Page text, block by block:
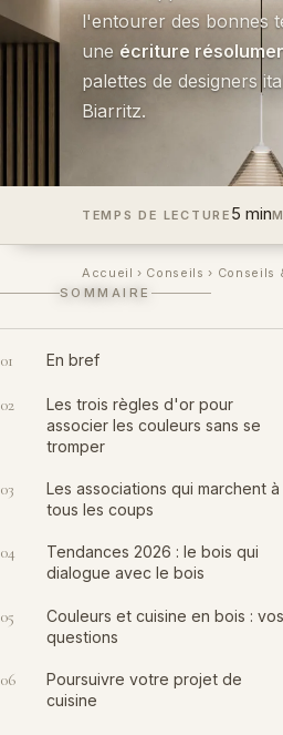
l'entourer des bonnes
une écriture
palettes de designers
Biarritz.
TEMPS DE LECTURE 5 min
Accueil › Conseils › Conseils
SOMMAIRE
01 En bref
02
Les trois règles d'or pour
associer les couleurs sans se
tromper
03
Les associations qui marchent à
tous les coups
04
Tendances 2026 : le bois qui
dialogue avec le bois
05
Couleurs et cuisine en bois : vos
questions
06
Poursuivre votre projet de
cuisine